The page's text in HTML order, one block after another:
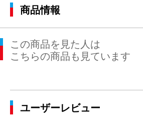
商品情報
この商品を見た人は
こちらの商品も見ています
ユーザーレビュー